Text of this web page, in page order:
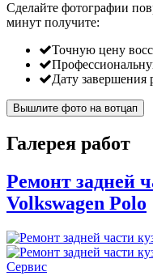
Сделайте фотографии
минут получите:
Точную цену
Дату завершения
Вышлите фото на вотцап
Галерея работ
Ремонт задней
Volkswagen Polo